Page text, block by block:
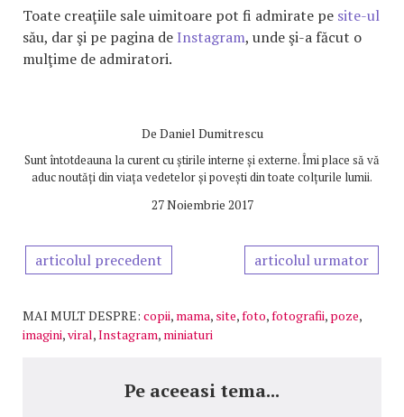
Toate creaţiile sale uimitoare pot fi admirate pe site-ul
său, dar şi pe pagina de Instagram, unde şi-a făcut o
mulţime de admiratori.
De Daniel Dumitrescu
Sunt întotdeauna la curent cu știrile interne și externe. Îmi place să vă
aduc noutăți din viața vedetelor și povești din toate colțurile lumii.
27 Noiembrie 2017
articolul precedent articolul urmator
MAI MULT DESPRE: copii, mama, site,foto,fotografii, poze,
imagini,viral,Instagram, miniaturi
Pe aceeasi tema...